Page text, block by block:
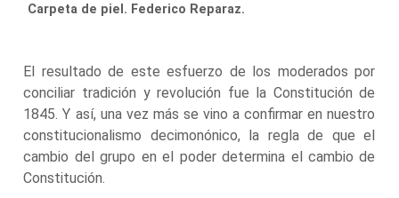
Carpeta de piel. Federico Reparaz.
El resultado de este esfuerzo de los moderados por
conciliar tradición y revolución fue la Constitución de
1845. Y así, una vez más se vino a confirmar en nuestro
constitucionalismo decimonónico, la regla de que el
cambio del grupo en el poder determina el cambio de
Constitución.